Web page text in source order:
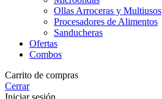
Ollas Arroceras y Multiusos
Procesadores de Alimentos
Sanducheras
Ofertas
Combos
Carrito de compras
Cerrar